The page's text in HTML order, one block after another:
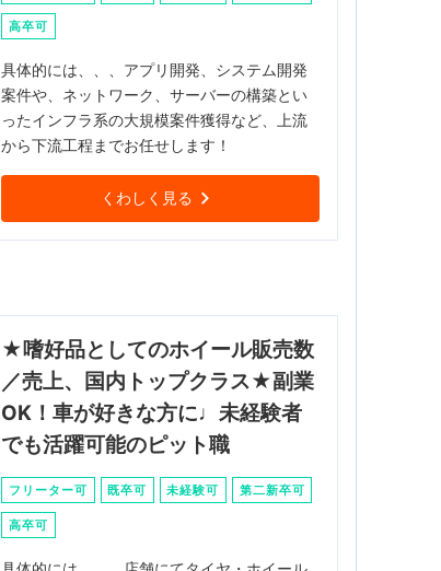
高卒可
具体的には、、、アプリ開発、システム開発
案件や、ネットワーク、サーバーの構築とい
ったインフラ系の大規模案件獲得など、上流
から下流工程までお任せします！
くわしく見る
★嗜好品としてのホイール販売数
／売上、国内トップクラス★副業
OK！車が好きな方に♩未経験者
でも活躍可能のピット職
フリーター可 既卒可 未経験可 第二新卒可
高卒可